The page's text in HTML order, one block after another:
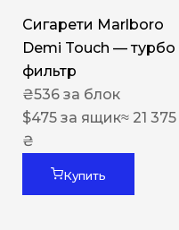
Сигарети Marlboro
Demi Touch — турбо
фильтр
₴536 за блок
$475 за ящик≈ 21 375
₴
Купить